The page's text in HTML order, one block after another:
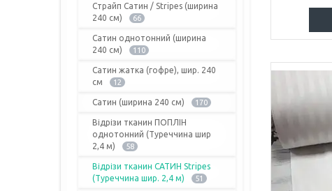
Страйп Сатин / Stripes (ширина
240 см)
66
Сатин однотонний (ширина
240 см)
110
Сатин жатка (гофре), шир. 240
см
12
Сатин (ширина 240 см) 170
Відрізи тканин ПОПЛІН
однотонний (Туреччина шир
2,4 м)
58
Відрізи тканин САТИН Stripes
(Туреччина шир. 2,4 м)
51